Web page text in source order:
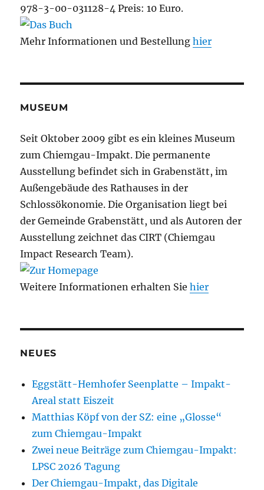
978-3-00-031128-4 Preis: 10 Euro.
Mehr Informationen und Bestellunghier
MUSEUM
Seit Oktober 2009 gibt es ein kleines Museum
zum Chiemgau-Impakt. Die permanente
Ausstellung befindet sich in Grabenstätt, im
Außengebäude des Rathauses in der
Schlossökonomie. Die Organisation liegt bei
der Gemeinde Grabenstätt, und als Autoren der
Ausstellung zeichnet das CIRT (Chiemgau
Impact Research Team).
Weitere Informationen erhalten Siehier
NEUES
Eggstätt-Hemhofer Seenplatte – Impakt-
Areal statt Eiszeit
Matthias Köpf von der SZ: eine „Glosse“
zum Chiemgau-Impakt
Zwei neue Beiträge zum Chiemgau-Impakt:
LPSC 2026 Tagung
Der Chiemgau-Impakt, das Digitale